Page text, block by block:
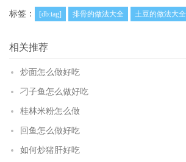
标签： [db:tag] 排骨的做法大全 土豆的做法大全
相关推荐
炒面怎么做好吃
刁子鱼怎么做好吃
桂林米粉怎么做
回鱼怎么做好吃
如何炒猪肝好吃